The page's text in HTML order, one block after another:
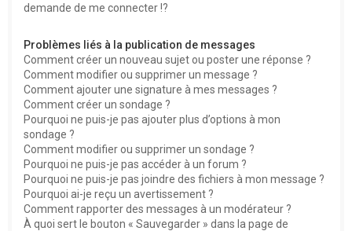
demande de me connecter !?
Problèmes liés à la publication de messages
Comment créer un nouveau sujet ou poster une réponse ?
Comment modifier ou supprimer un message ?
Comment ajouter une signature à mes messages ?
Comment créer un sondage ?
Pourquoi ne puis-je pas ajouter plus d’options à mon
sondage ?
Comment modifier ou supprimer un sondage ?
Pourquoi ne puis-je pas accéder à un forum ?
Pourquoi ne puis-je pas joindre des fichiers à mon message ?
Pourquoi ai-je reçu un avertissement ?
Comment rapporter des messages à un modérateur ?
À quoi sert le bouton « Sauvegarder » dans la page de